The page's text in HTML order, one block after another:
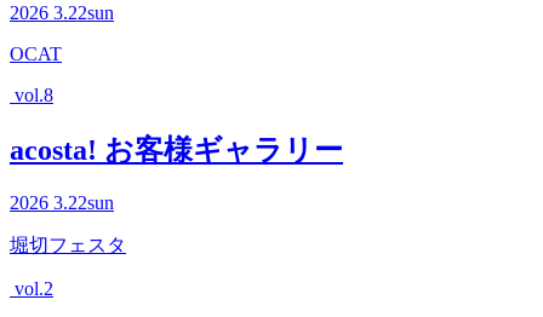
2026 3.22sun
OCAT
vol.8
acosta! お客様ギャラリー
2026 3.22sun
堀切フェスタ
vol.2